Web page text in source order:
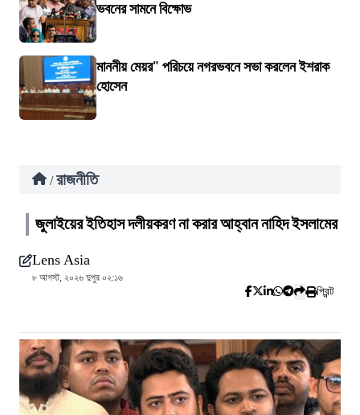
ভবনের সামনে বিক্ষোভ
মাননীয় মেয়র" পরিচয়ে নগরভবনে সভা করলেন ইশরাক
হোসেন
/ রাজনীতি
জুলাইয়ের ইতিহাস দলীয়করণ না করার আহ্বান নাহিদ ইসলামের
Lens Asia
৮ আগস্ট, ২০২৬ দুপুর ০২:১৬
প্রিন্ট